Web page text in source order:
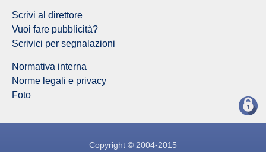
Scrivi al direttore
Vuoi fare pubblicità?
Scrivici per segnalazioni
Normativa interna
Norme legali e privacy
Foto
Copyright © 2004-2015